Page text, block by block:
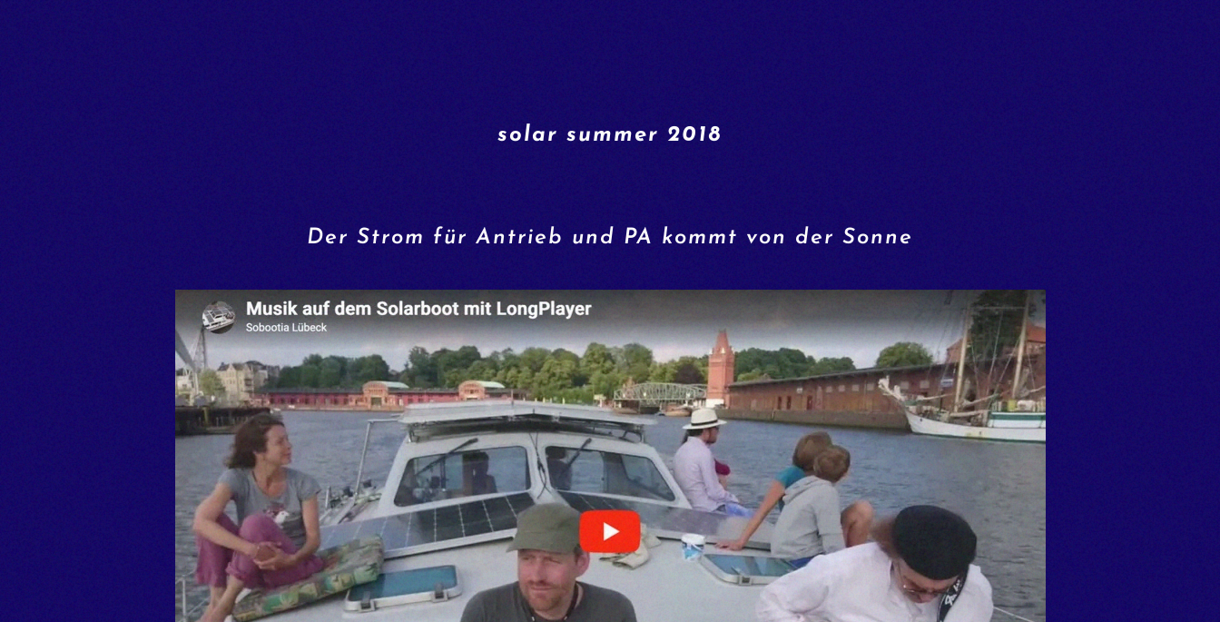
solar summer 2018
Der Strom für Antrieb und PA kommt von der Sonne